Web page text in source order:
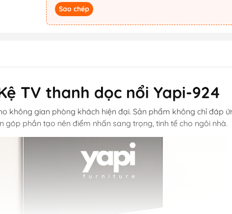
Sao chép
TV thanh dọc nổi Yapi-924
không gian phòng khách hiện đại. Sản phẩm không chỉ đáp
góp phần tạo nên điểm nhấn sang trọng, tinh tế cho ngôi nhà.